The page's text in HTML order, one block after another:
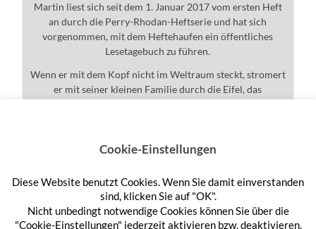
Martin liest sich seit dem 1. Januar 2017 vom ersten Heft
an durch die Perry-Rhodan-Heftserie und hat sich
vorgenommen, mit dem Heftehaufen ein öffentliches
Lesetagebuch zu führen.
Wenn er mit dem Kopf nicht im Weltraum steckt, stromert
er mit seiner kleinen Familie durch die Eifel, das
Anmelden
Cookie-Einstellungen
Diese Website benutzt Cookies. Wenn Sie damit einverstanden
sind, klicken Sie auf "OK".
Nicht unbedingt notwendige Cookies können Sie über die
"Cookie-Einstellungen" jederzeit aktivieren bzw. deaktivieren.